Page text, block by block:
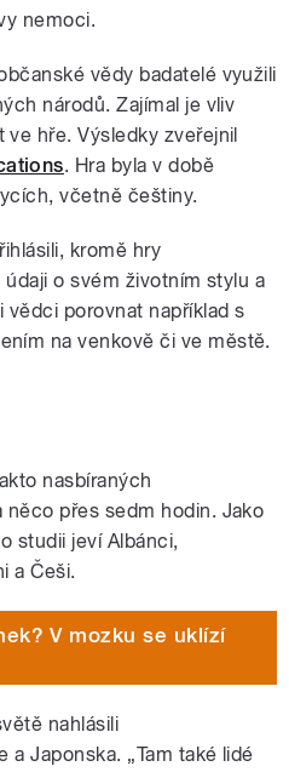
nemoci.
vědy badatelé využili
národů. Zajímal je vliv
hře. Výsledky zveřejnil
. Hra byla v době
včetně češtiny.
kromě hry
o svém životním stylu a
vědci porovnat například s
na venkově či ve městě.
nasbíraných
přes sedm hodin. Jako
studii jeví Albánci,
a Češi.
V mozku se uklízí
nahlásili
a Japonska. „Tam také lidé